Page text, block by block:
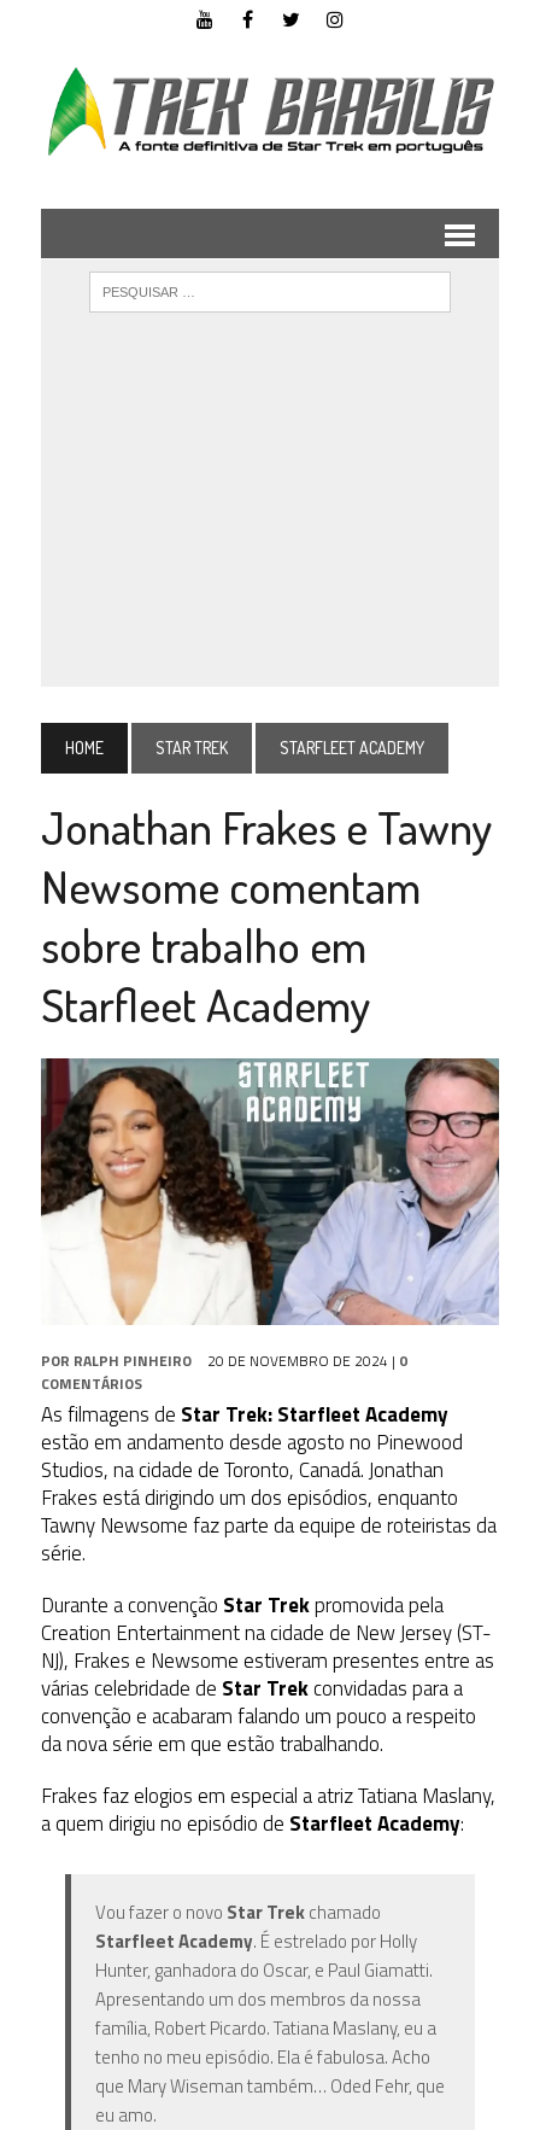
HOME STAR TREK STARFLEET ACADEMY
Jonathan Frakes e Tawny
Newsome comentam
sobre trabalho em
Starfleet Academy
POR RALPH PINHEIRO 20 DE NOVEMBRO DE 2024 | 0
COMENTÁRIOS
As filmagens de Star Trek: Starfleet Academy
estão em andamento desde agosto no Pinewood
Studios, na cidade de Toronto, Canadá. Jonathan
Frakes está dirigindo um dos episódios, enquanto
Tawny Newsome faz parte da equipe de roteiristas da
série.
Durante a convenção Star Trekpromovida pela
Creation Entertainment na cidade de New Jersey (ST-
NJ), Frakes e Newsome estiveram presentes entre as
várias celebridade de Star Trekconvidadas para a
convenção e acabaram falando um pouco a respeito
da nova série em que estão trabalhando.
Frakes faz elogios em especial a atriz Tatiana Maslany,
a quem dirigiu no episódio de Starfleet Academy:
Vou fazer o novo Star Trekchamado
Starfleet Academy. É estrelado por Holly
Hunter, ganhadora do Oscar, e Paul Giamatti.
Apresentando um dos membros da nossa
família, Robert Picardo. Tatiana Maslany, eu a
tenho no meu episódio. Ela é fabulosa. Acho
que Mary Wiseman também… Oded Fehr, que
eu amo.